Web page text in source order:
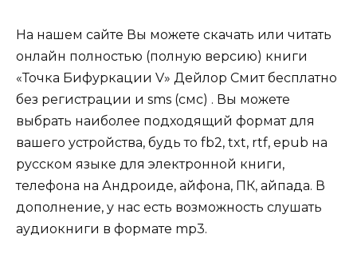
На нашем сайте Вы можете скачать или читать
онлайн полностью (полную версию) книги
«Точка Бифуркации V» Дейлор Смит бесплатно
без регистрации и sms (смс) . Вы можете
выбрать наиболее подходящий формат для
вашего устройства, будь то fb2, txt, rtf, epub на
русском языке для электронной книги,
телефона на Андроиде, айфона, ПК, айпада. В
дополнение, у нас есть возможность слушать
аудиокниги в формате mp3.